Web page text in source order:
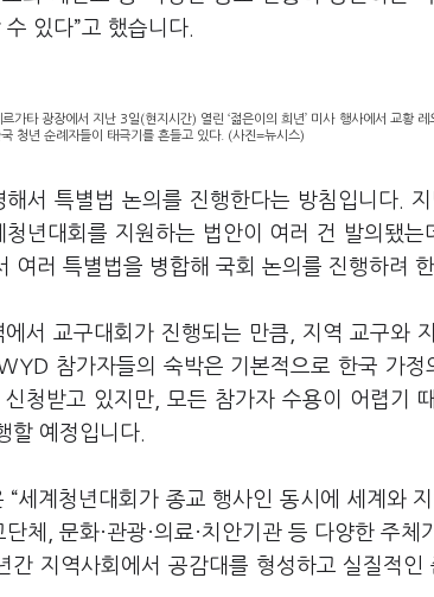
있다”고 했습니다.
가타 광장에서 지난 3일(현지시간) 열린 ‘젊은이의 희년’ 미사 행사에서 교황 레
청년 순례자들이 태극기를 흔들고 있다. (사진=뉴시스)
서 특별법 논의를 진행한다는 방침입니다.
년대회를 지원하는 법안이 여러 건 발의됐
여러 특별법을 병합해 국회 논의를 진행하려
서 교구대회가 진행되는 만큼, 지역 교구와
참가자들의 숙박은 기본적으로 한국 가
청받고 있지만, 모든 참가자 수용이 어렵기
할 예정입니다.
세계청년대회가 종교 행사인 동시에 세계와
체, 문화·관광·의료·치안기관 등 다양한 주체
간 지역사회에서 공감대를 형성하고 실질적인